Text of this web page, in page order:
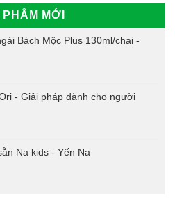
MỚI
Bách Mộc Plus 130ml/chai -
- Giải pháp dành cho người
Na kids - Yến Na